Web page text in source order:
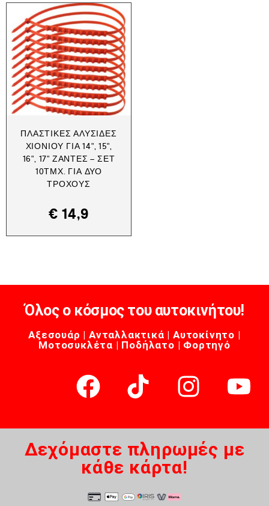
ΠΛΑΣΤΙΚΈΣ ΑΛΥΣΊΔΕΣ
ΧΙΟΝΙΟΎ ΓΙΑ 14", 15",
16", 17" ΖΆΝΤΕΣ – ΣΕΤ
10ΤΜΧ. ΓΙΑ ΔΎΟ
ΤΡΟΧΟΎΣ
€ 14,9
Όλος ο κόσμος του αυτοκινήτου!
Αξεσουάρ | Ανταλλακτικά | Αυτοκίνητο |
Μοτοσυκλέτα | Ποδήλατο | Φορτηγό
Δεχόμαστε πληρωμές με
κάθε κάρτα!